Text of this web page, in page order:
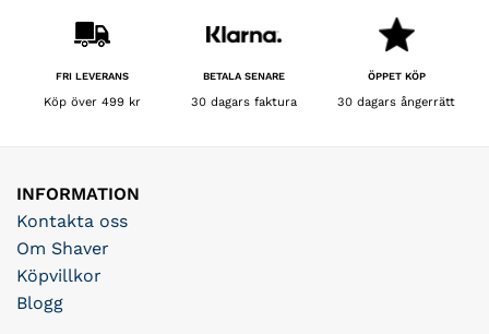
FRI LEVERANS
Köp över 499 kr
BETALA SENARE
30 dagars faktura
ÖPPET KÖP
30 dagars ångerrätt
INFORMATION
Kontakta oss
Om Shaver
Köpvillkor
Blogg